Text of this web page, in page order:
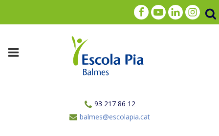
93 217 86 12
balmes@escolapia.cat